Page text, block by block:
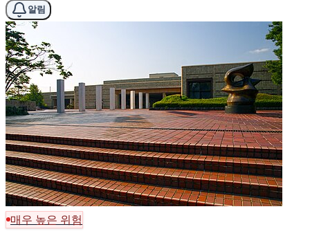
알림
매우 높은 위험